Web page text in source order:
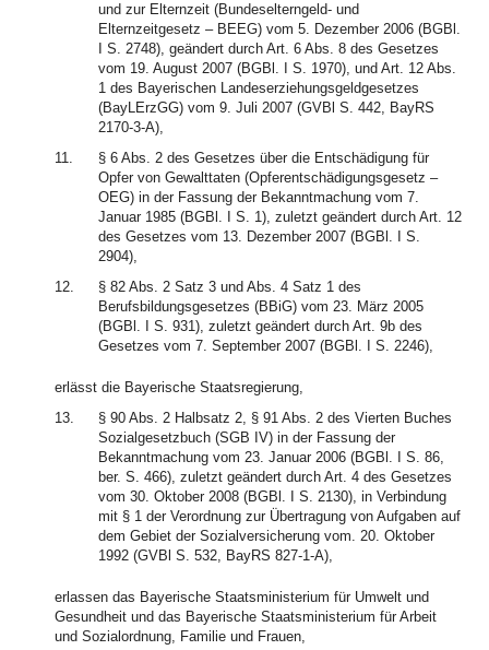
und zur Elternzeit (Bundeselterngeld- und
Elternzeitgesetz – BEEG) vom 5. Dezember 2006 (BGBl.
I S. 2748), geändert durch Art. 6 Abs. 8 des Gesetzes
vom 19. August 2007 (BGBl. I S. 1970), und Art. 12 Abs.
1 des Bayerischen Landeserziehungsgeldgesetzes
(BayLErzGG) vom 9. Juli 2007 (GVBl S. 442, BayRS
2170-3-A),
11.
§ 6 Abs. 2 des Gesetzes über die Entschädigung für
Opfer von Gewalttaten (Opferentschädigungsgesetz –
OEG) in der Fassung der Bekanntmachung vom 7.
Januar 1985 (BGBl. I S. 1), zuletzt geändert durch Art. 12
des Gesetzes vom 13. Dezember 2007 (BGBl. I S.
2904),
12.
§ 82 Abs. 2 Satz 3 und Abs. 4 Satz 1 des
Berufsbildungsgesetzes (BBiG) vom 23. März 2005
(BGBl. I S. 931), zuletzt geändert durch Art. 9b des
Gesetzes vom 7. September 2007 (BGBl. I S. 2246),
erlässt die Bayerische Staatsregierung,
13.
§ 90 Abs. 2 Halbsatz 2, § 91 Abs. 2 des Vierten Buches
Sozialgesetzbuch (SGB IV) in der Fassung der
Bekanntmachung vom 23. Januar 2006 (BGBl. I S. 86,
ber. S. 466), zuletzt geändert durch Art. 4 des Gesetzes
vom 30. Oktober 2008 (BGBl. I S. 2130), in Verbindung
mit § 1 der Verordnung zur Übertragung von Aufgaben auf
dem Gebiet der Sozialversicherung vom. 20. Oktober
1992 (GVBl S. 532, BayRS 827-1-A),
erlassen das Bayerische Staatsministerium für Umwelt und
Gesundheit und das Bayerische Staatsministerium für Arbeit
und Sozialordnung, Familie und Frauen,